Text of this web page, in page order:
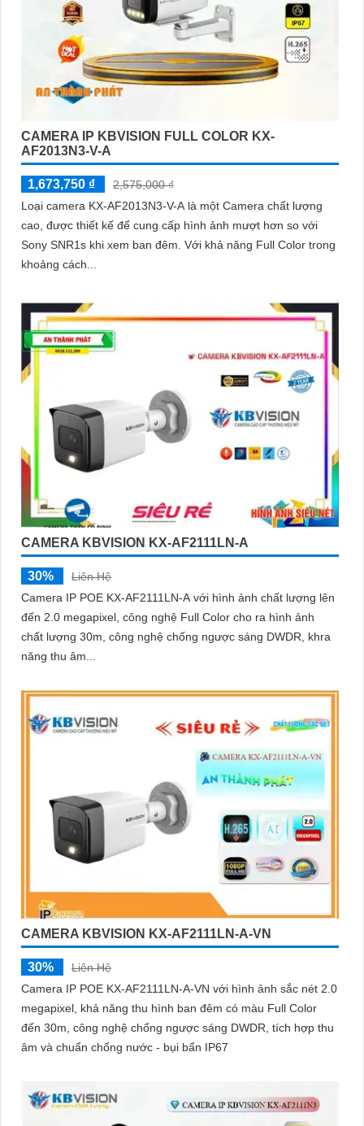
CAMERA IP KBVISION FULL COLOR KX-
AF2013N3-V-A
1,673,750 ₫
2,575,000 ₫
Loại camera KX-AF2013N3-V-A là một Camera chất lượng
cao, được thiết kế để cung cấp hình ảnh mượt hơn so với
Sony SNR1s khi xem ban đêm. Với khả năng Full Color trong
khoảng cách...
CAMERA KBVISION KX-AF2111LN-A
30%
Liên Hệ
Camera IP POE KX-AF2111LN-A với hình ảnh chất lượng lên
đến 2.0 megapixel, công nghệ Full Color cho ra hình ảnh
chất lượng 30m, công nghệ chống ngược sáng DWDR, khra
năng thu âm...
CAMERA KBVISION KX-AF2111LN-A-VN
30%
Liên Hệ
Camera IP POE KX-AF2111LN-A-VN với hình ảnh sắc nét 2.0
megapixel, khả năng thu hình ban đêm có màu Full Color
đến 30m, công nghệ chống ngược sáng DWDR, tích hợp thu
âm và chuẩn chống nước - bụi bẩn IP67